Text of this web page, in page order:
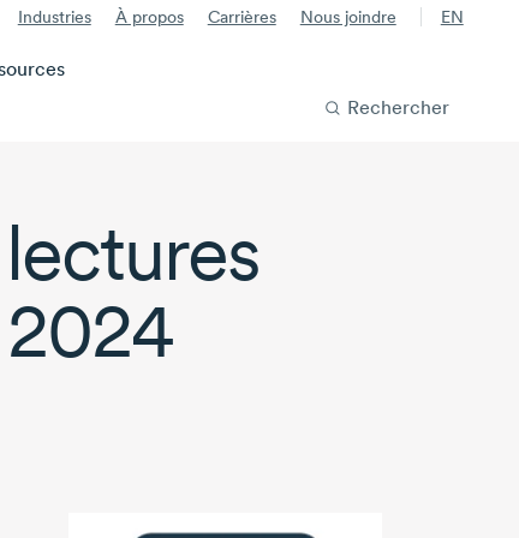
Industries À propos Carrières Nous joindre EN
Rechercher
2024